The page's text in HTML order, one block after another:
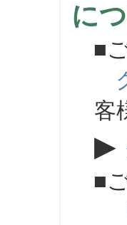
に
■ご
客
▶
■ご